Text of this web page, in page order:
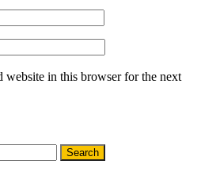
website in this browser for the next